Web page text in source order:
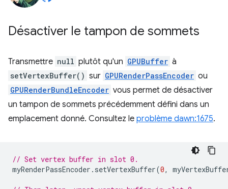
Désactiver le tampon de sommets
Transmettre null plutôt qu'un GPUBuffer à
setVertexBuffer() sur GPURenderPassEncoder ou
GPURenderBundleEncoder vous permet de désactiver
un tampon de sommets précédemment défini dans un
emplacement donné. Consultez le problème dawn:1675.
// Set vertex buffer in slot 0.
myRenderPassEncoder . setVertexBuffer(0,